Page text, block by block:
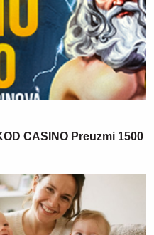
CASINO Preuzmi 1500